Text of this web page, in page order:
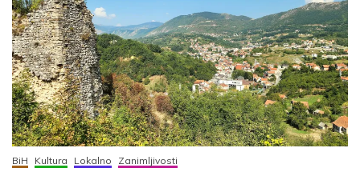
BiH Kultura Lokalno Zanimljivosti